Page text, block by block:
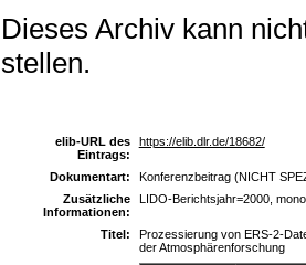
Dieses Archiv kann
stellen.
elib-URL des
Eintrags:
https://elib.dlr.de/18682/
Dokumentart:
Konferenzbeitrag (NICHT
Zusätzliche
Informationen:
LIDO-Berichtsjahr=2000,
Titel:
Prozessierung von ERS-2-
der Atmosphärenforschung